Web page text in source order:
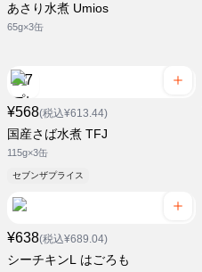
あさり水煮 Umios
65g×3缶
¥568(税込¥613.44)
国産さば水煮 TFJ
115g×3缶
セブンザプライス
¥638(税込¥689.04)
シーチキンL はごろも